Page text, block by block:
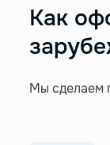
Как
Мы сделаем